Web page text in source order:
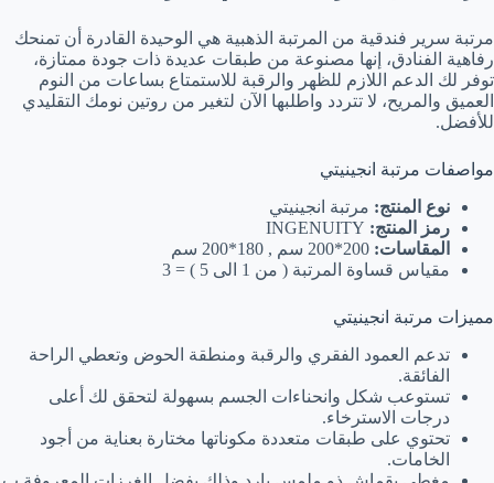
مرتبة سرير فندقية من المرتبة الذهبية هي الوحيدة القادرة أن تمنحك
رفاهية الفنادق، إنها مصنوعة من طبقات عديدة ذات جودة ممتازة،
توفر لك الدعم اللازم للظهر والرقبة للاستمتاع بساعات من النوم
العميق والمريح، لا تتردد واطلبها الآن لتغير من روتين نومك التقليدي
للأفضل.
مواصفات مرتبة انجينيتي
نوع المنتج: مرتبة انجينيتي
رمز المنتج:
المقاسات:
مقياس قساوة المرتبة ( من 1 الى 5 ) = 3
مميزات مرتبة انجينيتي
تدعم العمود الفقري والرقبة ومنطقة الحوض وتعطي الراحة
الفائقة.
تستوعب شكل وانحناءات الجسم بسهولة لتحقق لك أعلى
درجات الاسترخاء.
تحتوي على طبقات متعددة مكوناتها مختارة بعناية من أجود
الخامات.